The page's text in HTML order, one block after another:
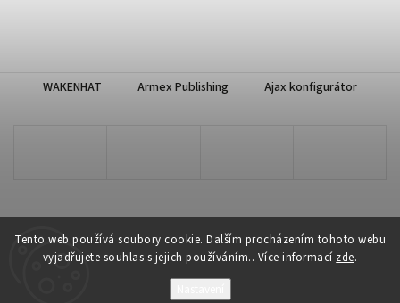
Tento web používá soubory cookie. Dalším procházením tohoto webu
vyjadřujete souhlas s jejich používáním.. Více informací zde.
WAKENHAT Armex Publishing Ajax konfigurátor
WAKENHAT e-shop. Všechna práva vyhrazena.